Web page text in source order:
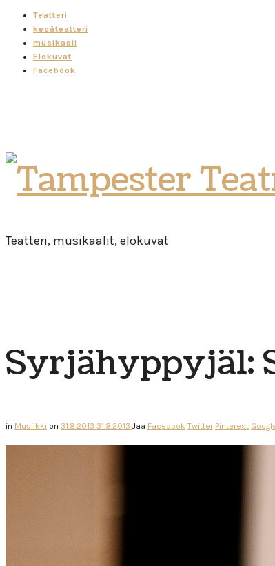
Teatteri
kesäteatteri
musikaali
Elokuvat
Facebook
Tampester
Teatro
Teatteri, musikaalit, elokuvat
Syrjähyppyjä1:
in Musiikki on 31.8.2013 31.8.2013 Jaa Facebook Twitter Pinterest